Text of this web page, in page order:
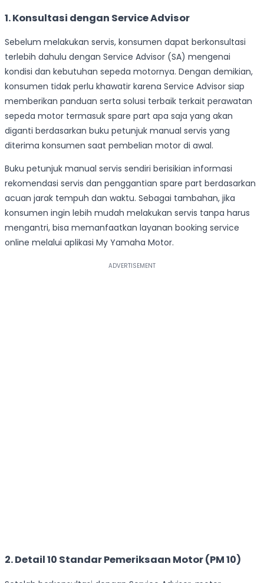
1. Konsultasi dengan Service Advisor
Sebelum melakukan servis, konsumen dapat berkonsultasi
terlebih dahulu dengan Service Advisor (SA) mengenai
kondisi dan kebutuhan sepeda motornya. Dengan demikian,
konsumen tidak perlu khawatir karena Service Advisor siap
memberikan panduan serta solusi terbaik terkait perawatan
sepeda motor termasuk spare part apa saja yang akan
diganti berdasarkan buku petunjuk manual servis yang
diterima konsumen saat pembelian motor di awal.
Buku petunjuk manual servis sendiri berisikian informasi
rekomendasi servis dan penggantian spare part berdasarkan
acuan jarak tempuh dan waktu. Sebagai tambahan, jika
konsumen ingin lebih mudah melakukan servis tanpa harus
mengantri, bisa memanfaatkan layanan booking service
online melalui aplikasi My Yamaha Motor.
2. Detail 10 Standar Pemeriksaan Motor (PM 10)